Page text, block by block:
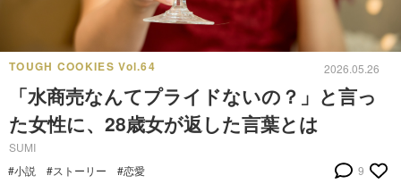
TOUGH COOKIES Vol.64 2026.05.26
「水商売なんてプライドないの？」と言っ
た女性に、28歳女が返した言葉とは
SUMI
#小説
#ストーリー #恋愛 9